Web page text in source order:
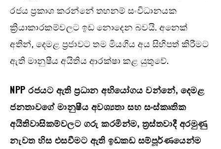
රජය ප්‍රකාශ කරන්නේ තහනම් සංවිධානයක
ක්‍රියාකාරකම්වලට ඉඩ නොදෙන බවයි. අනෙක්
අතින්, දෙමළ ප්‍රජාවට තම මියගිය අය සිහිපත් කිරීමට
ඇති මානුෂීය අයිතිය ආරක්ෂා කළ යුතුවේ.
NPP රජයට ඇති ප්‍රධාන අභියෝගය වන්නේ, දෙමළ
ජනතාවගේ මානුෂීය අවශ්‍යතා සහ සංස්කෘතික
අයිතිවාසිකම්වලට ගරු කරමින්ම, ත්‍රස්තවාදී අරමුණු
නැවත හිස එසවීමට ඇති ඉඩකඩ සම්පූර්ණයෙන්ම